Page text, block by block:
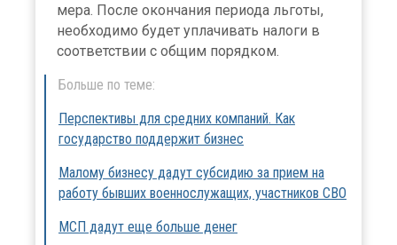
мера. После окончания периода льготы,
необходимо будет уплачивать налоги в
соответствии с общим порядком.
Больше по теме:
Перспективы для средних компаний. Как
государство поддержит бизнес
Малому бизнесу дадут субсидию за прием на
работу бывших военнослужащих, участников СВО
МСП дадут еще больше денег